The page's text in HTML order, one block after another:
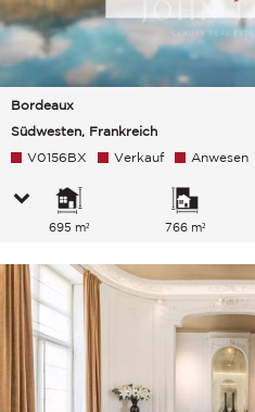
Bordeaux
Südwesten, Frankreich
V0156BX Verkauf Anwesen
695 m² 766 m²